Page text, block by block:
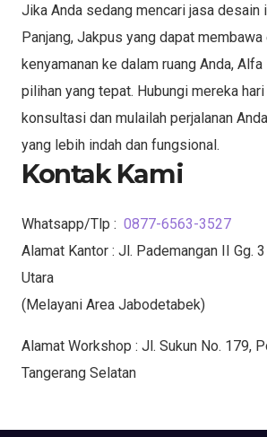
Jika Anda sedang mencari jasa desain
Panjang, Jakpus yang dapat
kenyamanan ke dalam ruang Anda,
pilihan yang tepat. Hubungi mereka
konsultasi dan mulailah perjalanan
yang lebih indah dan fungsional.
Kontak Kami
Whatsapp/Tlp : 0877-6563-3527
Alamat Kantor : Jl. Pademangan II Gg.
Utara
(Melayani Area Jabodetabek)
Alamat Workshop : Jl. Sukun No. 179,
Tangerang Selatan